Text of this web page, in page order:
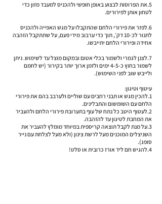
5.את הפרוסות לבצוע באופן חופשי ולהכניס למעבד מזון כדי
לטחון אותן לפירורים.
6.לפזר את פירורי הלחם שהתקבלו על מגש האפייה ולהכניס
לתנור לכ-10 דק׳, תוך כדי ערבוב מידי פעם, על שתתקבל הזהבה
אחידה ופירורי הלחם יתייבשו.
7.לצנן לגמרי ולשמור בכלי אטום ובמקום מוצל עד לשימוש. ניתן
לשמור בחוץ כ-4-5 ימים ולזמן ארוך יותר בקירור (יש לחמם
ולייבש שוב לפני השימוש).
עיטוף וטיגון:
1.להכין מגש או תבני רחבים עם שוליים ולערבב בהם את פירורי
הלחם עם השומשום והתבלינים.
2.לעטוף היטב כל נתח של עוף בתערובת פירורי הלחם ולהעביר
את המחבת לטיגון עד להזהבה.
3.על מנת לקבל תוצאה קריספית במיוחד מומלץ להעביר את
השניצלים המוכנים מעל לרשת צינון (ולא מעל לצלחת עם נייר
סופג).
4.להגיש חם ליד אורז כרובית או סלט!